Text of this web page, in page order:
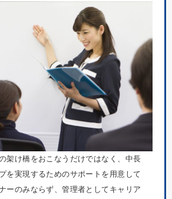
架け橋をおこなうだけではなく、中長
を実現するためのサポートを用意して
ーのみならず、管理者としてキャリア